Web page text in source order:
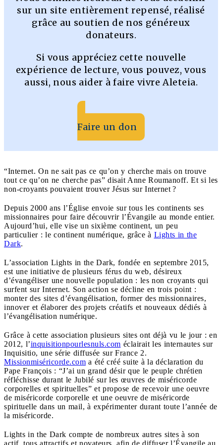
sur un site entièrement repensé, réalisé
grâce au soutien de nos généreux
donateurs.
Si vous appréciez cette nouvelle
expérience de lecture, vous pouvez, vous
aussi, nous aider à faire vivre Aleteia.
Faire un don
“Internet. On ne sait pas ce qu’on y cherche mais on trouve
tout ce qu’on ne cherche pas” disait Anne Roumanoff. Et si les
non-croyants pouvaient trouver Jésus sur Internet ?
Depuis 2000 ans l’Église envoie sur tous les continents ses
missionnaires pour faire découvrir l’Évangile au monde entier.
Aujourd’hui, elle vise un sixième continent, un peu
particulier : le continent numérique, grâce à Lights in the
Dark.
L’association Lights in the Dark, fondée en septembre 2015,
est une initiative de plusieurs férus du web, désireux
d’évangéliser une nouvelle population : les non croyants qui
surfent sur Internet. Son action se décline en trois point :
monter des sites d’évangélisation, former des missionnaires,
innover et élaborer des projets créatifs et nouveaux dédiés à
l’évangélisation numérique.
Grâce à cette association plusieurs sites ont déjà vu le jour : en
2012, l’inquisitionpourlesnuls.com éclairait les internautes sur
Inquisitio, une série diffusée sur France 2.
Missionmiséricorde.com a été créé suite à la déclaration du
Pape François : “J’ai un grand désir que le peuple chrétien
réfléchisse durant le Jubilé sur les œuvres de miséricorde
corporelles et spirituelles” et propose de recevoir une oeuvre
de miséricorde corporelle et une oeuvre de miséricorde
spirituelle dans un mail, à expérimenter durant toute l’année de
la miséricorde.
Lights in the Dark compte de nombreux autres sites à son
actif, tous attractifs et novateurs, afin de diffuser l’Évangile au